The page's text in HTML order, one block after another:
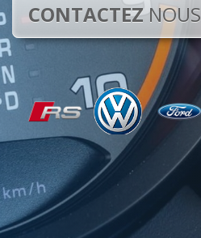
CONTACTEZNOUS